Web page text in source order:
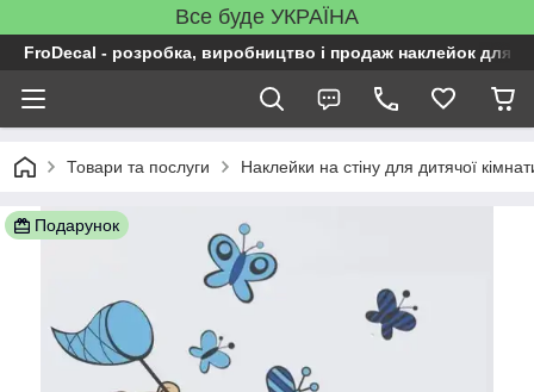
Все буде УКРАЇНА
FroDecal - розробка, виробництво і продаж наклейок для
Товари та послуги Наклейки на стіну для дитячої
Подарунок